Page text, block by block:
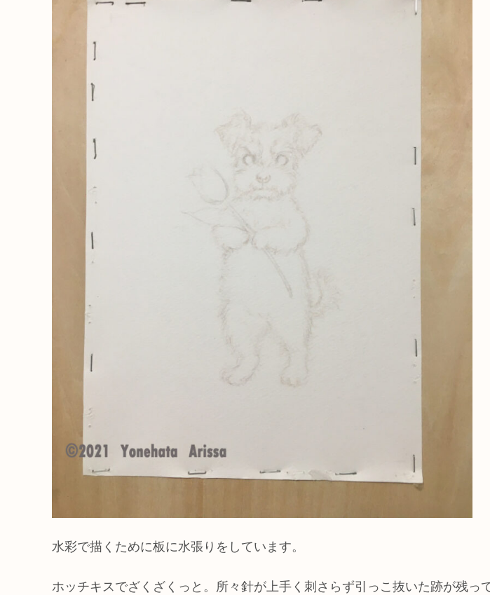
水彩で描くために板に水張りをしています。
ホッチキスでざくざくっと。所々針が上手く刺さらず引っこ抜いた跡が残っ